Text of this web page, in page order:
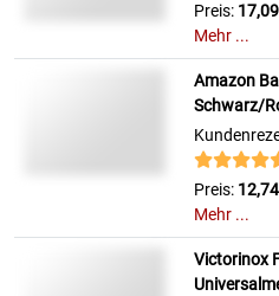
Preis:
Mehr ...
Amazon
Schwarz/
Preis:
Mehr ...
Victorinox